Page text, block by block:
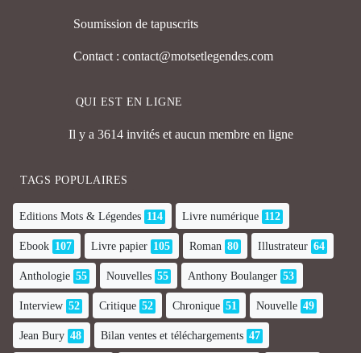
Soumission de tapuscrits
Contact : contact@motsetlegendes.com
QUI EST EN LIGNE
Il y a 3614 invités et aucun membre en ligne
TAGS POPULAIRES
Editions Mots & Légendes 114 Livre numérique 112
Ebook 107 Livre papier 105 Roman 80 Illustrateur 64
Anthologie 55 Nouvelles 55 Anthony Boulanger 53
Interview 52 Critique 52 Chronique 51 Nouvelle 49
Jean Bury 48 Bilan ventes et téléchargements 47